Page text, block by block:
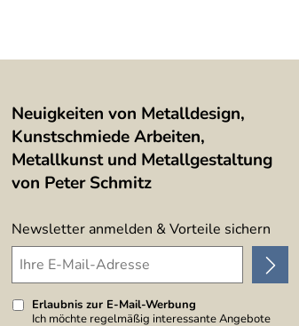
Neuigkeiten von Metalldesign,
Kunstschmiede Arbeiten,
Metallkunst und Metallgestaltung
von Peter Schmitz
Newsletter anmelden & Vorteile sichern
Erlaubnis zur E-Mail-Werbung
Ich möchte regelmäßig interessante Angebote